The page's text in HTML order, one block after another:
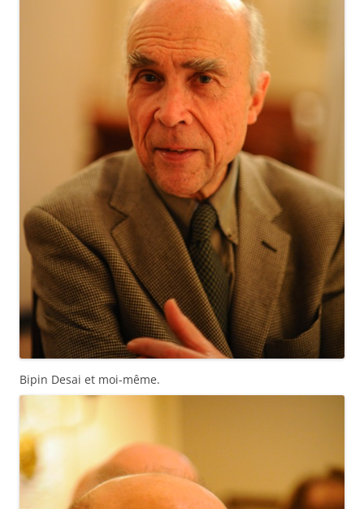
Bipin Desai et moi-même.